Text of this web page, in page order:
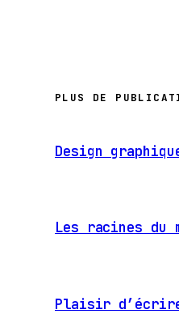
PLUS DE
Design
Les racines du
Plaisir